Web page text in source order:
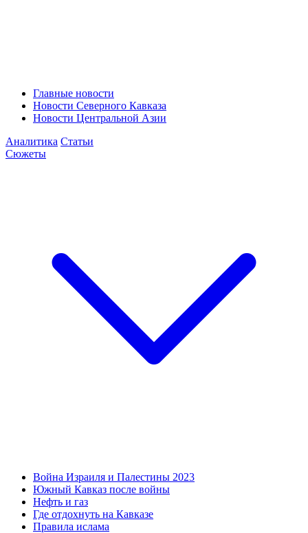
Главные новости
Новости Северного Кавказа
Новости Центральной Азии
Аналитика Статьи
Сюжеты
Война Израиля и Палестины 2023
Южный Кавказ после войны
Нефть и газ
Где отдохнуть на Кавказе
Правила ислама